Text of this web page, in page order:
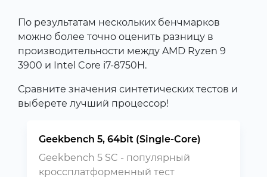
По результатам нескольких бенчмарков
можно более точно оценить разницу в
производительности между AMD Ryzen 9
3900 и Intel Core i7-8750H.
Сравните значения синтетических тестов и
выберете лучший процессор!
Geekbench 5, 64bit (Single-Core)
Geekbench 5 SC - популярный
кроссплатформенный тест